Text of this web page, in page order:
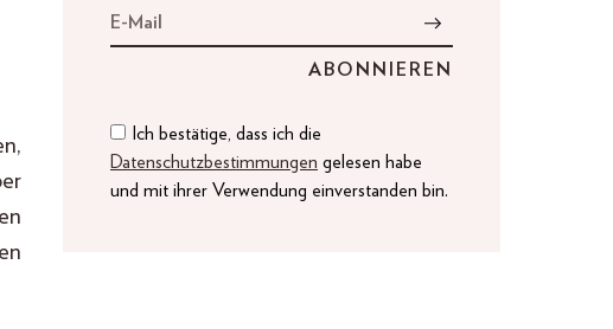
Ich bestätige, dass ich die
Datenschutzbestimmungen gelesen habe
und mit ihrer Verwendung einverstanden bin.